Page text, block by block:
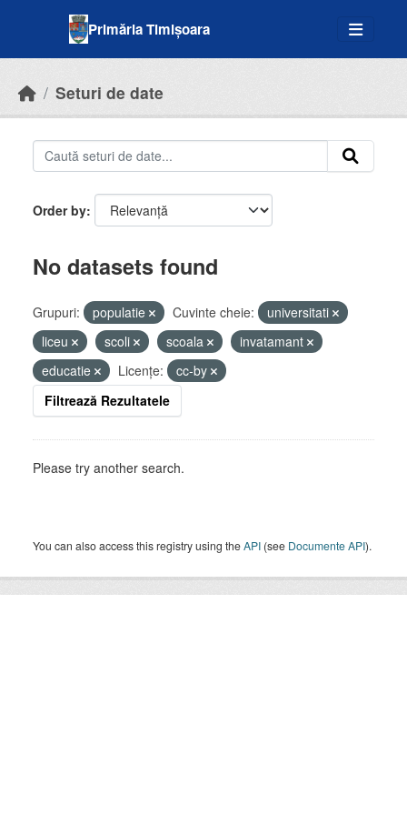
Primăria Timișoara
Seturi de date
Order by
No datasets found
Grupuri: populatie Cuvinte cheie:
universitati
liceu
scoli scoala
invatamant
educatie
Licenţe:
cc-by
Filtrează Rezultatele
Please try another search.
You can also access this registry using theAPI (see Documente API).